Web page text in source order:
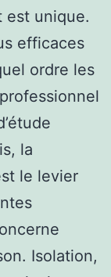
est unique.
efficaces
ordre les
la
le levier
Isolation,